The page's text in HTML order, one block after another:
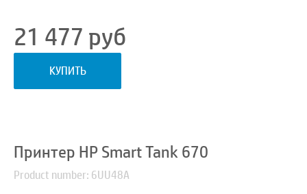
21 477 руб
КУПИТЬ
Принтер HP Smart Tank 670
Product number: 6UU48A